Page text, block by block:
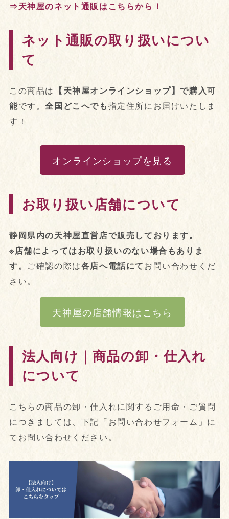
⇒天神屋のネット通販はこちらから！
ネット通販の取り扱いについ
て
この商品は 【天神屋オンラインショップ】で購入可
能です。全国どこへでも指定住所にお届けいたしま
す！
オンラインショップを見る
お取り扱い店舗について
静岡県内の天神屋直営店で販売しております。
※店舗によってはお取り扱いのない場合もありま
す。 ご確認の際は各店へ電話にてお問い合わせくだ
さい。
天神屋の店舗情報はこちら
法人向け｜商品の卸・仕入れ
について
こちらの商品の卸・仕入れに関するご用命・ご質問
につきましては、下記「お問い合わせフォーム」に
てお問い合わせください。